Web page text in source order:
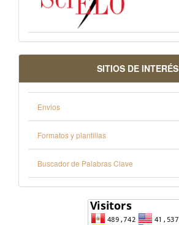
SITIOS DE INTERÉS
Envios
Formatos y plantillas
Buscador de Palabras Clave